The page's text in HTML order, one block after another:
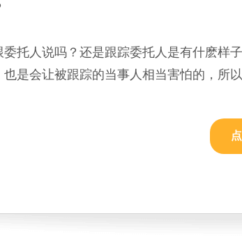
托人说吗？还是跟踪委托人是有什麽样
是会让被跟踪的当事人相当害怕的，所